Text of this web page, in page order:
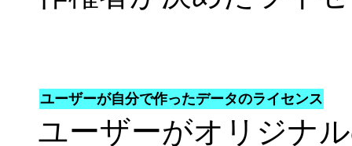
ユーザーが自分で作ったデータのライセンス
ユーザーがオリジナ